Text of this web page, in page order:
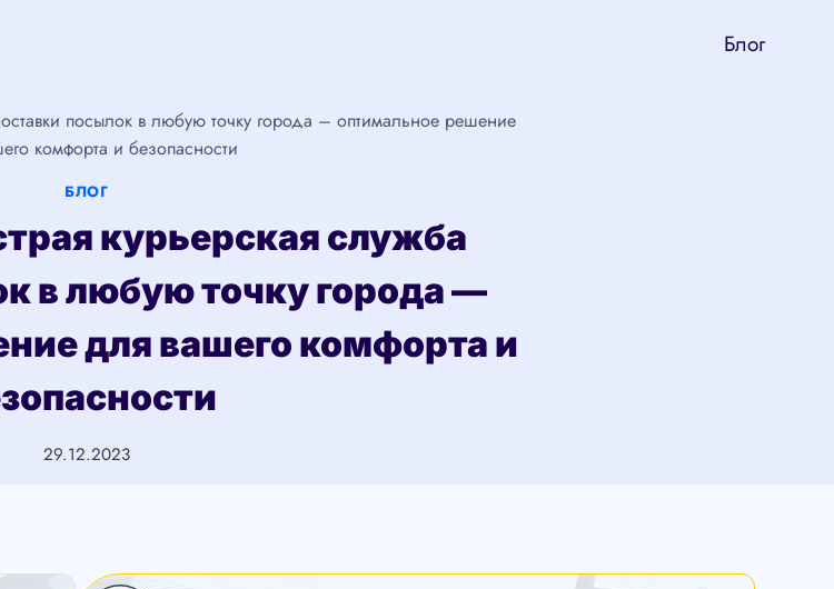
Блог
посылок в любую точку города – оптимальное решение
комфорта и безопасности
БЛОГ
курьерская служба
в любую точку города —
для вашего комфорта и
29.12.2023